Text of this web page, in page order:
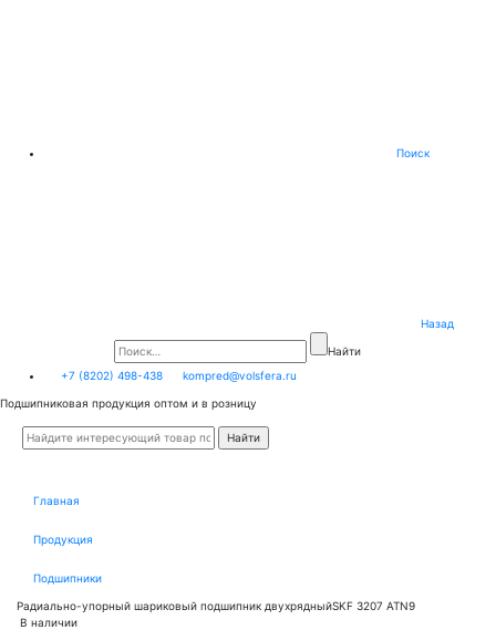
Поиск
Назад
Найти
+7 (8202) 498-438
kompred@volsfera.ru
Подшипниковая продукция оптом и в розницу
Главная
Продукция
Подшипники
Радиально-упорный шариковый подшипник двухрядныйSKF 3207 ATN9
В наличии